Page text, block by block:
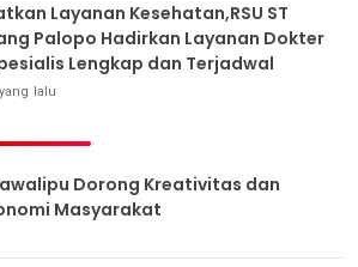
Layanan Kesehatan,RSU ST
Palopo Hadirkan Layanan Dokter
Lengkap dan Terjadwal
lalu
Dorong Kreativitas dan
Masyarakat